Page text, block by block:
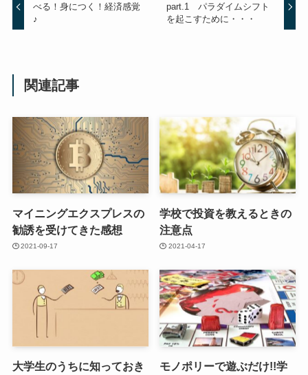
べる！身につく！経済感覚
♪
part.1 パラダイムシフト
を起こすために・・・
関連記事
マイニングエクスプレスの
勧誘を受けてきた感想
2021-09-17
学校で投資を教えるときの
注意点
2021-04-17
大学生のうちに知っておき
モノポリーで遊ぶだけ!!学